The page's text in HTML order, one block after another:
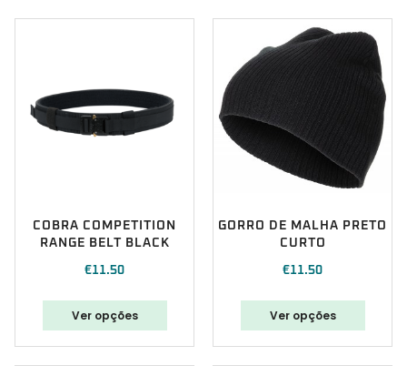
COBRA COMPETITION
RANGE BELT BLACK
€11.50
Ver opções
GORRO DE MALHA PRETO
CURTO
€11.50
Ver opções